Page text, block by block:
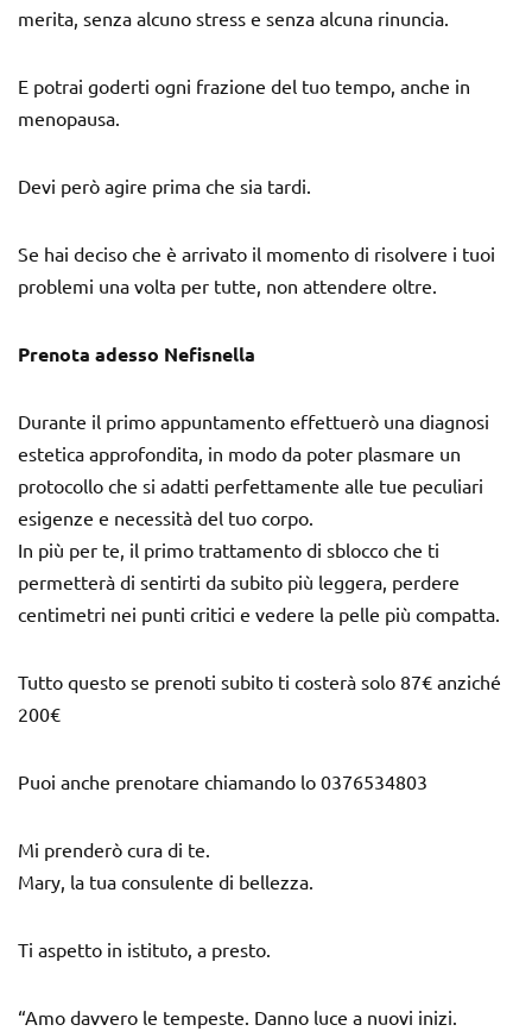
merita, senza alcuno stress e senza alcuna rinuncia.
E potrai goderti ogni frazione del tuo tempo, anche in
menopausa.
Devi però agire prima che sia tardi.
Se hai deciso che è arrivato il momento di risolvere i tuoi
problemi una volta per tutte, non attendere oltre.
Prenota adesso Nefisnella
Durante il primo appuntamento effettuerò una diagnosi
estetica approfondita, in modo da poter plasmare un
protocollo che si adatti perfettamente alle tue peculiari
esigenze e necessità del tuo corpo.
In più per te, il primo trattamento di sblocco che ti
permetterà di sentirti da subito più leggera, perdere
centimetri nei punti critici e vedere la pelle più compatta.
Tutto questo se prenoti subito ti costerà solo 87€ anziché
200€
Puoi anche prenotare chiamando lo 0376534803
Mi prenderò cura di te.
Mary, la tua consulente di bellezza.
Ti aspetto in istituto, a presto.
“Amo davvero le tempeste. Danno luce a nuovi inizi.